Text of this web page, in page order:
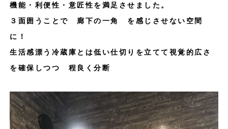
機能・利便性・意匠性を満足させました。
３面囲うことで 廊下の一角 を感じさせない空間
に！
生活感漂う冷蔵庫とは低い仕切りを立てて視覚的広さ
を確保しつつ 程良く分断